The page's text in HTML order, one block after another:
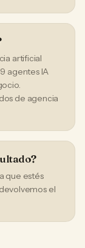
artificial
agentes IA
de agencia
que estés
el